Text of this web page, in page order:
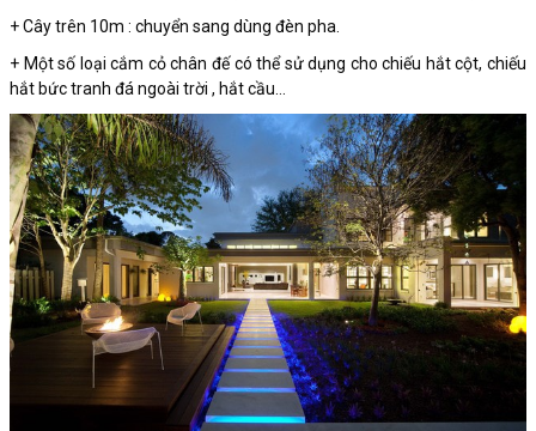
+ Cây trên 10m : chuyển sang dùng đèn pha.
+ Một số loại cắm cỏ chân đế có thể sử dụng cho chiếu hắt cột, chiếu
hắt bức tranh đá ngoài trời , hắt cầu…